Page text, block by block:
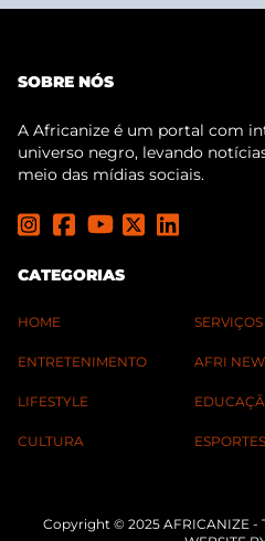
SOBRE NÓS
A Africanize é um portal com
universo negro, levando
meio das mídias sociais.
CATEGORIAS
HOME
ENTRETENIMENTO
LIFESTYLE
CULTURA
SERVIÇOS
AFRI
ESPORTES
Copyright © 2025 AFRICANIZE -